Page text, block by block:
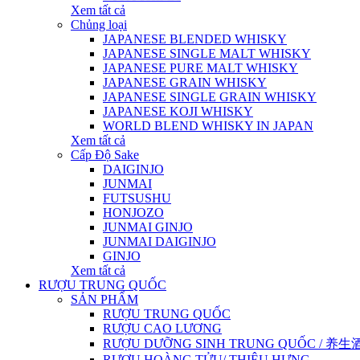
Xem tất cả
Chủng loại
JAPANESE BLENDED WHISKY
JAPANESE SINGLE MALT WHISKY
JAPANESE PURE MALT WHISKY
JAPANESE GRAIN WHISKY
JAPANESE SINGLE GRAIN WHISKY
JAPANESE KOJI WHISKY
WORLD BLEND WHISKY IN JAPAN
Xem tất cả
Cấp Độ Sake
DAIGINJO
JUNMAI
FUTSUSHU
HONJOZO
JUNMAI GINJO
JUNMAI DAIGINJO
GINJO
Xem tất cả
RƯỢU TRUNG QUỐC
SẢN PHẨM
RƯỢU TRUNG QUỐC
RƯỢU CAO LƯƠNG
RƯỢU DƯỠNG SINH TRUNG QUỐC / 养生